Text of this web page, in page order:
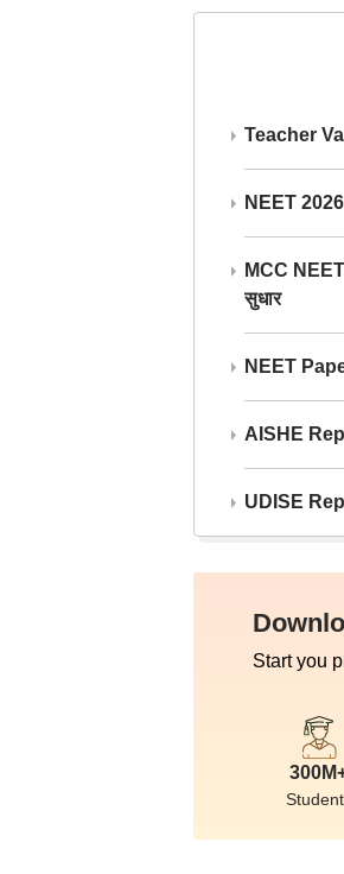
Teacher
NEET
MCC
सुधार
NEET
AISHE
UDISE
Start you